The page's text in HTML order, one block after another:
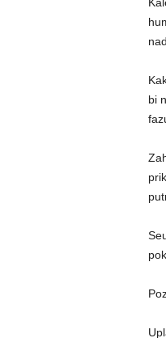
bi